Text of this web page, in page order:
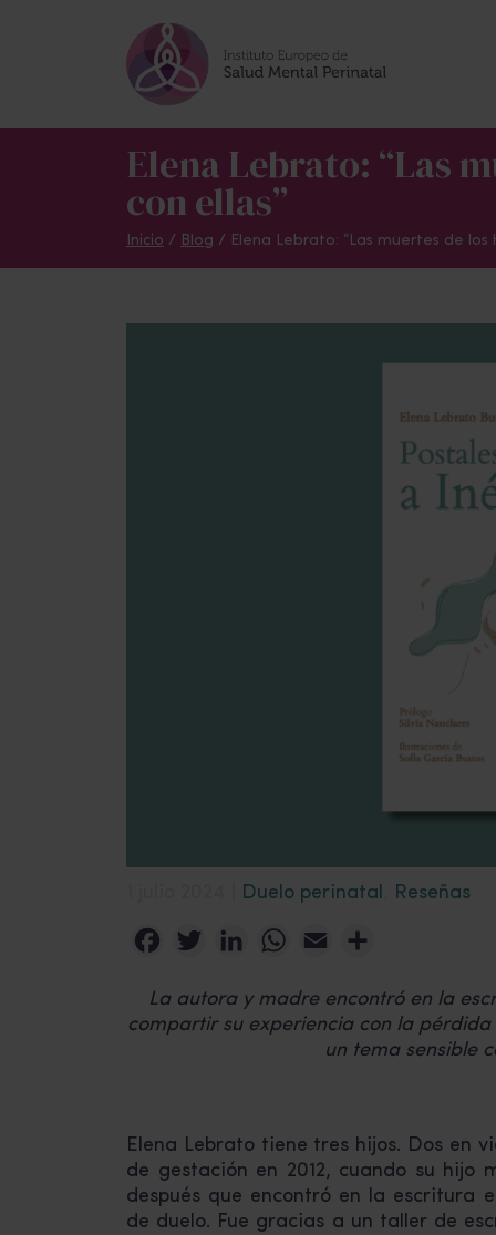
Elena Lebrato: “Las
con ellas”
Inicio / Blog / Elena Lebrato: “Las muertes de
Duelo perinatal Reseñas
FacebookTwitterLinkedInWhatsApp
Email
La autora y madre encontró en la
compartir su experiencia con la
un tema sensible
Elena Lebrato tiene tres hijos. Dos en
de gestación en 2012, cuando su hijo
después que encontró en la escritura
de duelo. Fue gracias a un taller de